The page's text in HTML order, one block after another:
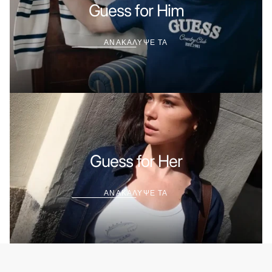
Guess for Him
ΑΝΑΚΑΛΥΨΕ ΤΑ
Guess for Her
ΑΝΑΚΑΛΥΨΕ ΤΑ
ΑΝΑΚΑΛΥΨΕ
ΤΑ